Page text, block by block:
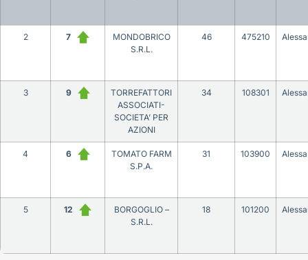
2 7
MONDOBRICO
S.R.L.
46 475210
3 9
TORREFATTORI
ASSOCIATI-
SOCIETA’ PER
AZIONI
34 108301
4 6
TOMATO FARM
S.P.A.
31 103900
5 12
BORGOGLIO –
S.R.L.
18 101200